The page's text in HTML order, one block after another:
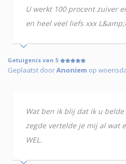
U werkt 100 procent zuiver
en heel veel liefs xxx
Getuigenis van 5
Geplaatst doorAnoniem op
Wat ben ik blij dat ik u
zegde vertelde je mij al wat
WEL.